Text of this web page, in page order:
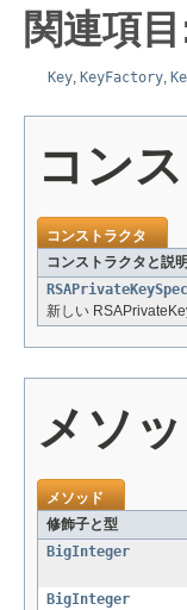
関連項
Key KeyFactory
コン
コンストラクタ
コンストラクタと説明
RSAPrivateKeySpec
新しい
メソ
メソッド
修飾子と型
BigInteger
BigInteger